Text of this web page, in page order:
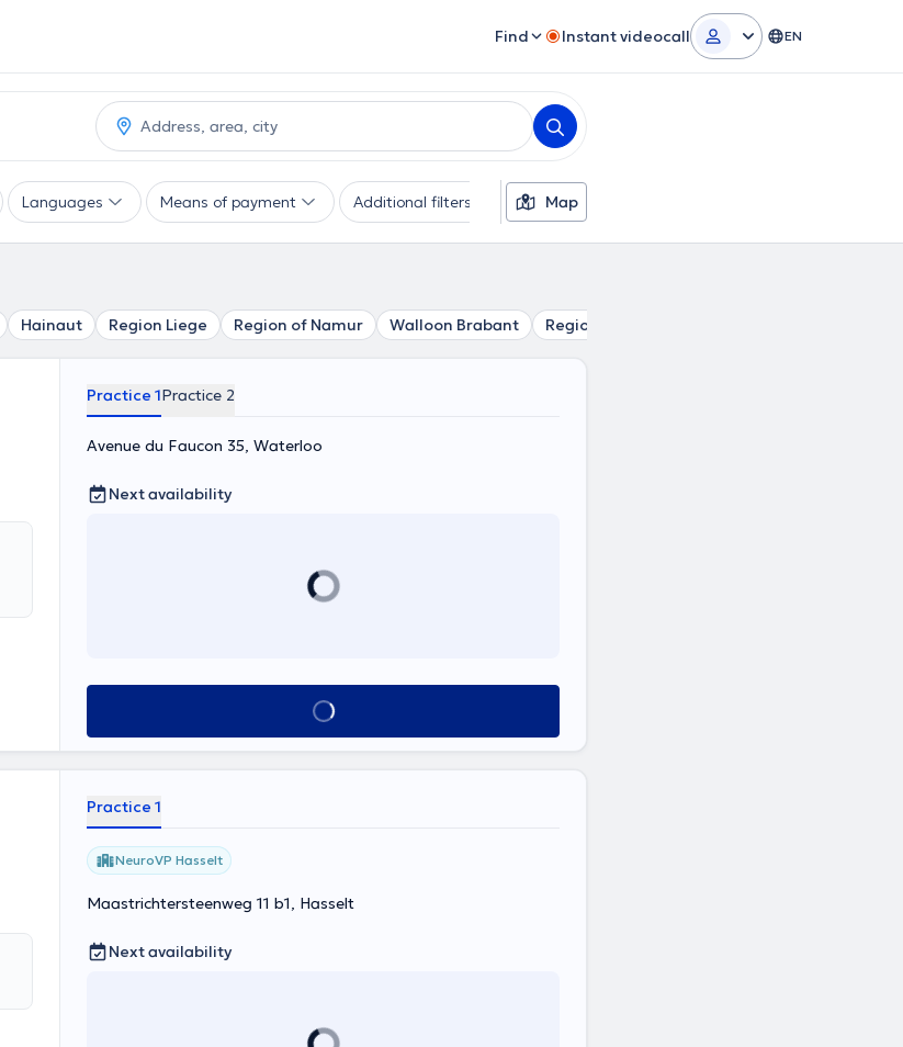
Find Instant videocall EN
Languages Means of payment Additional filters Map
Hainaut Region Liege Region of Namur Walloon Brabant Region Brussels
Practice 1Practice 2
Avenue du Faucon 35, Waterloo
Next availability
See all
Practice 1
NeuroVP Hasselt
Maastrichtersteenweg 11 b1, Hasselt
Next availability